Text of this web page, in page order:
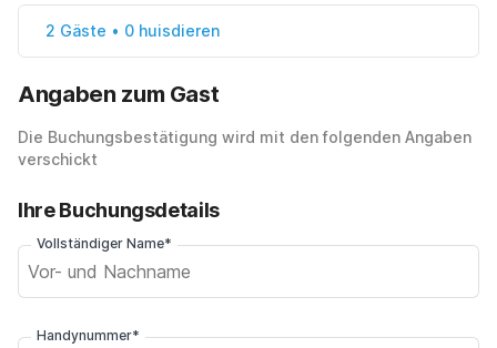
2 Gäste • 0 huisdieren
Angaben zum Gast
Die Buchungsbestätigung wird mit den folgenden Angaben
verschickt
Ihre Buchungsdetails
Vollständiger Name*
Handynummer*